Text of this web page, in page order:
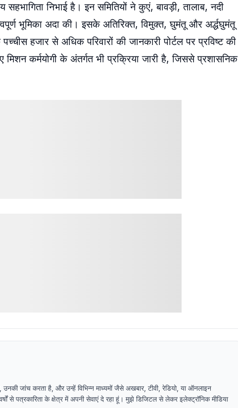
निभाई है। इन समितियों ने कुएं, बावड़ी, तालाब, नदी
भूमिका अदा की। इसके अतिरिक्त, विमुक्त, घुमंतू और अर्द्धघुमंतू
हजार से अधिक परिवारों की जानकारी पोर्टल पर प्रविष्ट की
कर्मयोगी के अंतर्गत भी प्रक्रिया जारी है, जिससे प्रशासनिक
उनकी जांच करता है, और उन्हें विभिन्न माध्यमों जैसे अखबार, टीवी, रेडियो, या ऑनलाइन
से पत्रकारिता के क्षेत्र में अपनी सेवाएं दे रहा हूं। मुझे डिजिटल से लेकर इलेक्ट्रॉनिक मीडिया